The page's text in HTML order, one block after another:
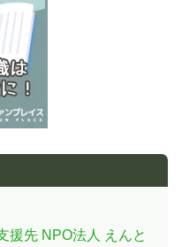
援先 NPO法人 えんと